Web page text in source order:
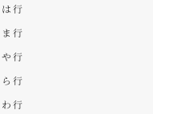
は行
ま行
や行
ら行
わ行